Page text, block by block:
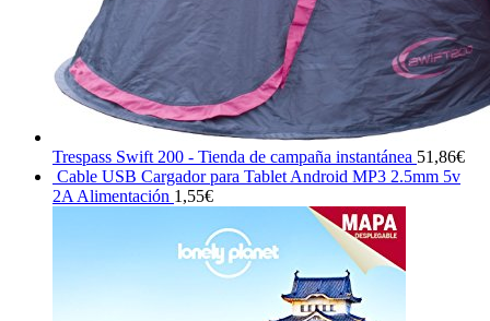
Trespass Swift 200 - Tienda de campaña instantánea 51,86€
Cable USB Cargador para Tablet Android MP3 2.5mm 5v
2A Alimentación 1,55€